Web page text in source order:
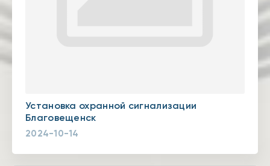
Установка охранной сигнализации
Благовещенск
2024-10-14